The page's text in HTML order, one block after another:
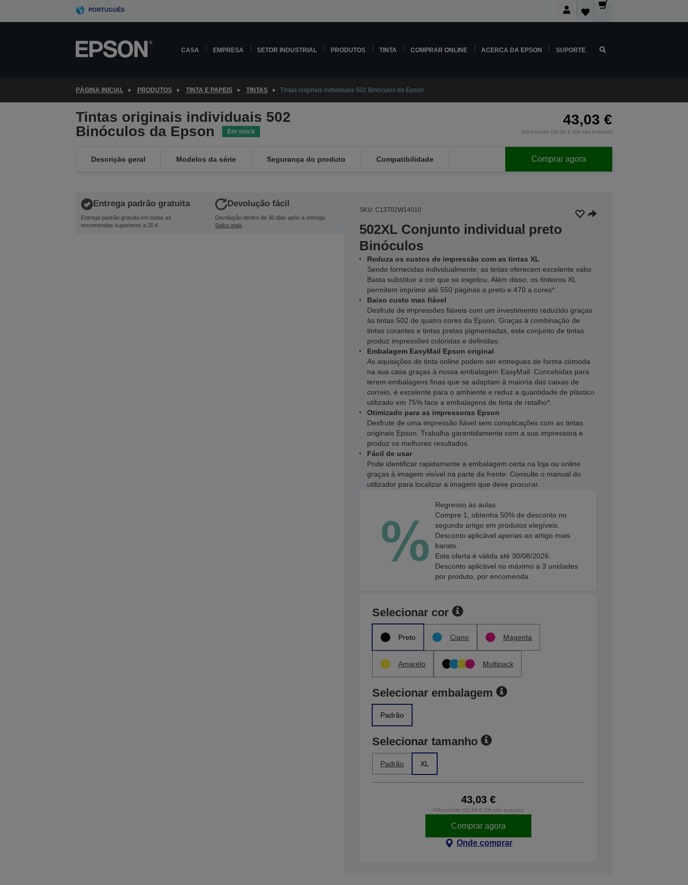
PORTUGUÊS
CASA EMPRESA SETOR INDUSTRIAL PRODUTOS TINTA COMPRAR ONLINE ACERCA DA EPSON SUPORTE
PÁGINA INICIAL PRODUTOS TINTA E PAPEIS TINTAS Tintas originais individuais 502 Binóculos da Epson
Tintas originais individuais 502
Binóculos da Epson
Em stock
43,03 €
IVA incluído (34,98 € IVA não incluído)
Descrição geral Modelos da série Segurança do produto Compatibilidade Comprar agora
Entrega padrão gratuita
Entrega padrão gratuita em todas as
encomendas superiores a 25 €
Devolução fácil
Devolução dentro de 30 dias após a entrega.
Saiba mais
SKU: C13T02W14010
502XL Conjunto individual preto
Binóculos
Reduza os custos de impressão com as tintas XL
Sendo fornecidas individualmente, as tintas oferecem excelente valor.
Basta substituir a cor que se esgotou. Além disso, os tinteiros XL
permitem imprimir até 550 páginas a preto e 470 a cores*.
Baixo custo mas fiável
Desfrute de impressões fiáveis com um investimento reduzido graças
às tintas 502 de quatro cores da Epson. Graças à combinação de
tintas corantes e tintas pretas pigmentadas, este conjunto de tintas
produz impressões coloridas e definidas.
Embalagem EasyMail Epson original
As aquisições de tinta online podem ser entregues de forma cómoda
na sua casa graças à nossa embalagem EasyMail. Concebidas para
terem embalagens finas que se adaptam à maioria das caixas de
correio, é excelente para o ambiente e reduz a quantidade de plástico
utilizado em 75% face a embalagens de tinta de retalho*.
Otimizado para as impressoras Epson
Desfrute de uma impressão fiável sem complicações com as tintas
originais Epson. Trabalha garantidamente com a sua impressora e
produz os melhores resultados.
Fácil de usar
Pode identificar rapidamente a embalagem certa na loja ou online
graças à imagem visível na parte da frente. Consulte o manual do
utilizador para localizar a imagem que deve procurar.
Regresso às aulas
Compre 1, obtenha 50% de desconto no
segundo artigo em produtos elegíveis.
Desconto aplicável apenas ao artigo mais
barato.
Esta oferta é válida até 30/08/2026.
Desconto aplicável no máximo a 3 unidades
por produto, por encomenda.
Selecionar cor
Preto Ciano Magenta
Amarelo Multipack
Selecionar embalagem
Padrão
Selecionar tamanho
Padrão XL
43,03 €
IVA incluído (34,98 € IVA não incluído)
Comprar agora
Onde comprar